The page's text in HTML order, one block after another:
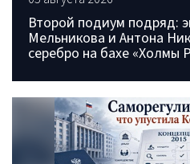
Второй подиум подряд:
Мельникова и Антона
серебро на бахе «Холмы